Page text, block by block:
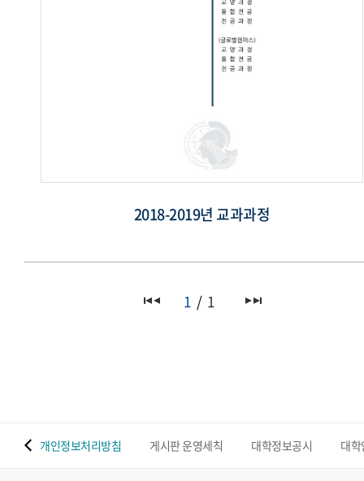
2018-2019년 교과과정
1 1
개인정보처리방침 게시판 운영세칙 대학정보공시 대